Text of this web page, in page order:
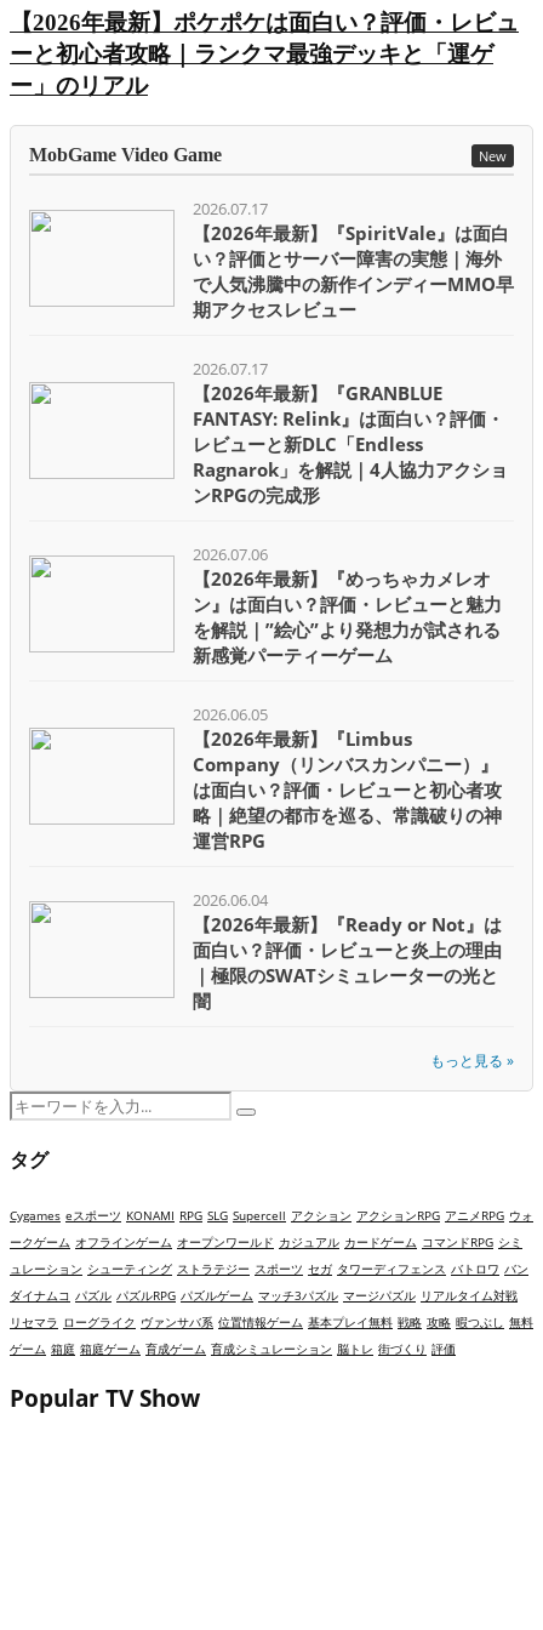
【2026年最新】ポケポケは面白い？評価・レビュ
ーと初心者攻略｜ランクマ最強デッキと「運ゲ
ー」のリアル
MobGame Video Game New
2026.07.17
【2026年最新】『SpiritVale』は面白
い？評価とサーバー障害の実態｜海外
で人気沸騰中の新作インディーMMO早
期アクセスレビュー
2026.07.17
【2026年最新】『GRANBLUE
FANTASY: Relink』は面白い？評価・
レビューと新DLC「Endless
Ragnarok」を解説｜4人協力アクショ
ンRPGの完成形
2026.07.06
【2026年最新】『めっちゃカメレオ
ン』は面白い？評価・レビューと魅力
を解説｜”絵心”より発想力が試される
新感覚パーティーゲーム
2026.06.05
【2026年最新】『Limbus
Company（リンバスカンパニー）』
は面白い？評価・レビューと初心者攻
略｜絶望の都市を巡る、常識破りの神
運営RPG
2026.06.04
【2026年最新】『Ready or Not』は
面白い？評価・レビューと炎上の理由
｜極限のSWATシミュレーターの光と
闇
もっと見る »
Search
Search
タグ
Cygames eスポーツ KONAMI RPG SLG Supercell アクション アクションRPG アニメRPG ウォ
ークゲーム オフラインゲーム オープンワールド カジュアル カードゲーム コマンドRPG シミ
ュレーション シューティング ストラテジー スポーツ セガ タワーディフェンス バトロワ バン
ダイナムコ パズル パズルRPG パズルゲーム マッチ3パズル マージパズル リアルタイム対戦
リセマラ ローグライク ヴァンサバ系 位置情報ゲーム 基本プレイ無料 戦略 攻略 暇つぶし 無料
ゲーム 箱庭 箱庭ゲーム 育成ゲーム 育成シミュレーション 脳トレ 街づくり 評価
Popular TV Show